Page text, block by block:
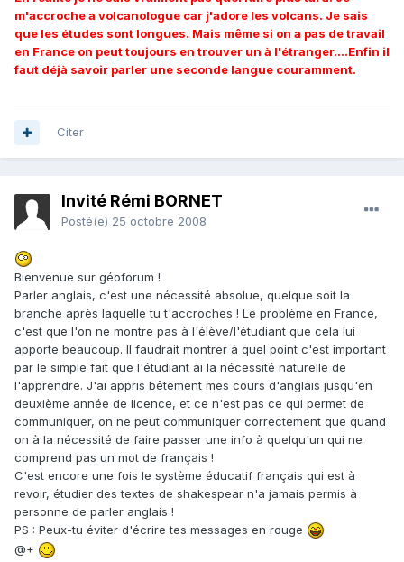
m'accroche a volcanologue car j'adore les volcans. Je sais
que les études sont longues. Mais même si on a pas de travail
en France on peut toujours en trouver un à l'étranger....Enfin il
faut déjà savoir parler une seconde langue couramment.
Citer
Invité Rémi BORNET
Posté(e) 25 octobre 2008
Bienvenue sur géoforum !
Parler anglais, c'est une nécessité absolue, quelque soit la
branche après laquelle tu t'accroches ! Le problème en France,
c'est que l'on ne montre pas à l'élève/l'étudiant que cela lui
apporte beaucoup. Il faudrait montrer à quel point c'est important
par le simple fait que l'étudiant ai la nécessité naturelle de
l'apprendre. J'ai appris bêtement mes cours d'anglais jusqu'en
deuxième année de licence, et ce n'est pas ce qui permet de
communiquer, on ne peut communiquer correctement que quand
on à la nécessité de faire passer une info à quelqu'un qui ne
comprend pas un mot de français !
C'est encore une fois le système éducatif français qui est à
revoir, étudier des textes de shakespear n'a jamais permis à
personne de parler anglais !
PS : Peux-tu éviter d'écrire tes messages en rouge
@+